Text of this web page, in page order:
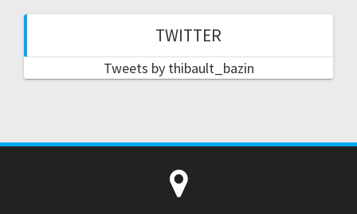
TWITTER
Tweets by thibault_bazin